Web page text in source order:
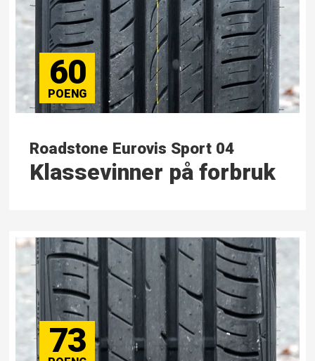
60
Roadstone Eurovis Sport 04
Klassevinner på forbruk
73